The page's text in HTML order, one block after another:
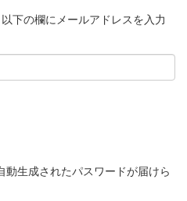
下の欄にメールアドレスを入力
動生成されたパスワードが届けら